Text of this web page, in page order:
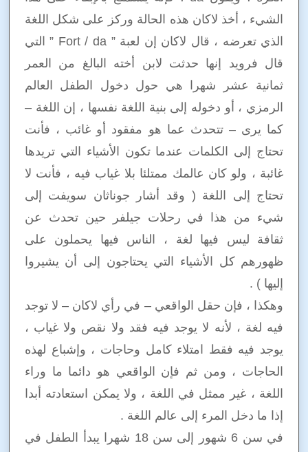
الشيء ، أخذ لاكان هذه الحالة وركز على شكل اللغة
الذي تعرضه ، قال لاكان إن لعبة ” Fort / da ” التي
قال فرويد إنها حدثت لابن أخته البالغ من العمر
ثمانية عشر شهرا هي حول دخول الطفل العالم
الرمزي ، أو دخوله إلى بنية اللغة نفسها ، إن اللغة –
كما يرى – تتحدث عما هو مفقود أو غائب ، فأنت
تحتاج إلى الكلمات عندما تكون الأشياء التي تريدها
غائبة ، ولو كان عالمك ممتلئا بلا غياب فيه ، فأنت لا
تحتاج إلى اللغة ( وقد أشار جوناثان سويفت إلى
شيء من هذا في رحلات جيلفر حين تحدث عن
ثقافة ليس فيها لغة ، الناس فيها يحملون على
ظهورهم كل الأشياء التي يحتاجون إلى أن يشيروا
إليها ) .
وهكذا ، فإن حقل الواقعي – في رأي لاكان – لا توجد
فيه لغة ، لأنه لا يوجد فيه فقد ولا نقص ولا غياب ،
يوجد فيه فقط امتلاء كامل وحاجات ، وإشباع لهذه
الحاجات ، ومن ثم فإن الواقعي هو دائما ما وراء
اللغة ، غير ممثل في اللغة ، ولا يمكن استعادته أبدا
إذا ما دخل المرء إلى عالم اللغة .
في سن 6 شهور إلى سن 18 شهرا يبدأ الطفل في